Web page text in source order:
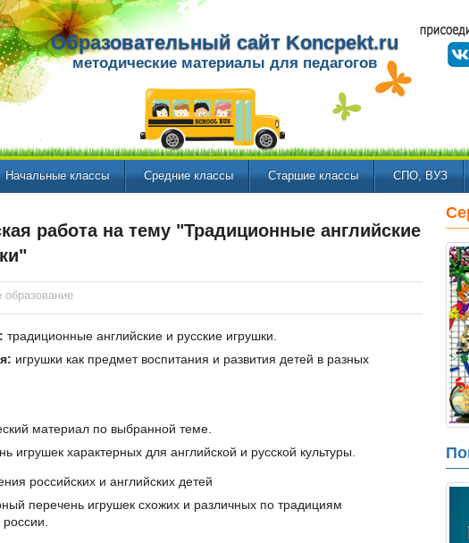
Образовательный сайт Koncpekt.ru
методические материалы для педагогов
Начальные классы Средние классы Старшие классы СПО, ВУЗ
работа на тему "Традиционные английские
традиционные английские и русские игрушки.
игрушки как предмет воспитания и развития детей в разных
материал по выбранной теме.
игрушек характерных для английской и русской культуры.
российских и английских детей
перечень игрушек схожих и различных по традициям
россии.